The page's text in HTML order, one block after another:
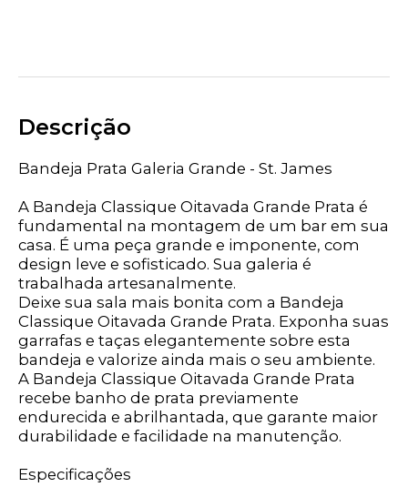
Descrição
Bandeja Prata Galeria Grande - St. James
A Bandeja Classique Oitavada Grande Prata é
fundamental na montagem de um bar em sua
casa. É uma peça grande e imponente, com
design leve e sofisticado. Sua galeria é
trabalhada artesanalmente.
Deixe sua sala mais bonita com a Bandeja
Classique Oitavada Grande Prata. Exponha suas
garrafas e taças elegantemente sobre esta
bandeja e valorize ainda mais o seu ambiente.
A Bandeja Classique Oitavada Grande Prata
recebe banho de prata previamente
endurecida e abrilhantada, que garante maior
durabilidade e facilidade na manutenção.
Especificações